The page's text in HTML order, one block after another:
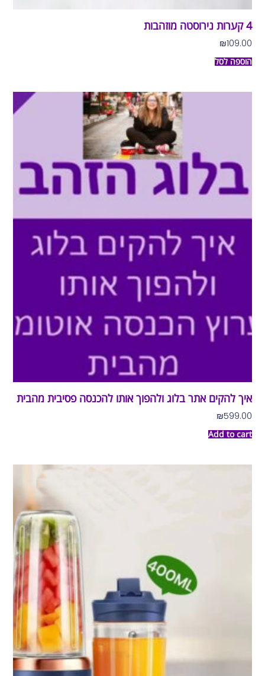
4 קערות נירוסטה מוזהבות
₪109.00
הוספה לסל
איך להקים אתר בלוג ולהפוך אותו להכנסה פסיבית מהבית
₪599.00
Add to cart